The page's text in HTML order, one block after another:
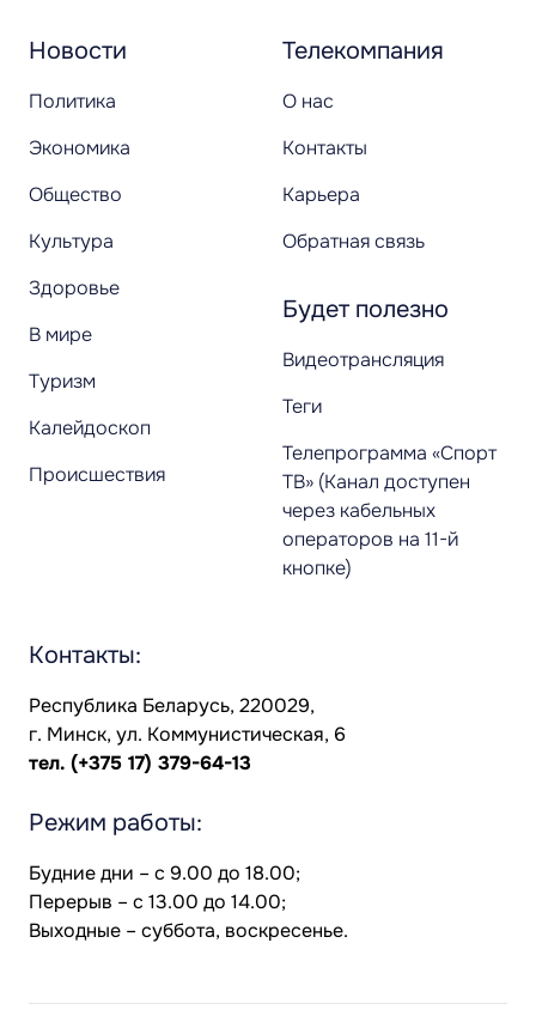
Новости
Политика
Экономика
Общество
Культура
Здоровье
В мире
Туризм
Калейдоскоп
Происшествия
Телекомпания
О нас
Контакты
Карьера
Обратная связь
Будет полезно
Видеотрансляция
Теги
Телепрограмма «Спорт
ТВ» (Канал доступен
через кабельных
операторов на 11-й
кнопке)
Контакты:
Республика Беларусь, 220029,
г. Минск, ул. Коммунистическая, 6
тел. (+375 17) 379-64-13
Режим работы:
Будние дни – с 9.00 до 18.00;
Перерыв – с 13.00 до 14.00;
Выходные – суббота, воскресенье.